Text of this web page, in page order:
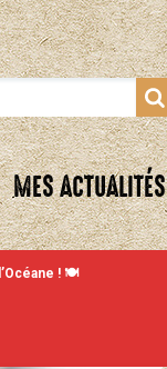
MES ACTUALITÉS
! 🍽️